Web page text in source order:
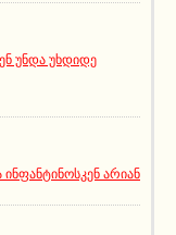
უნდა უხდიდე
ინფანტინოსკენ არიან